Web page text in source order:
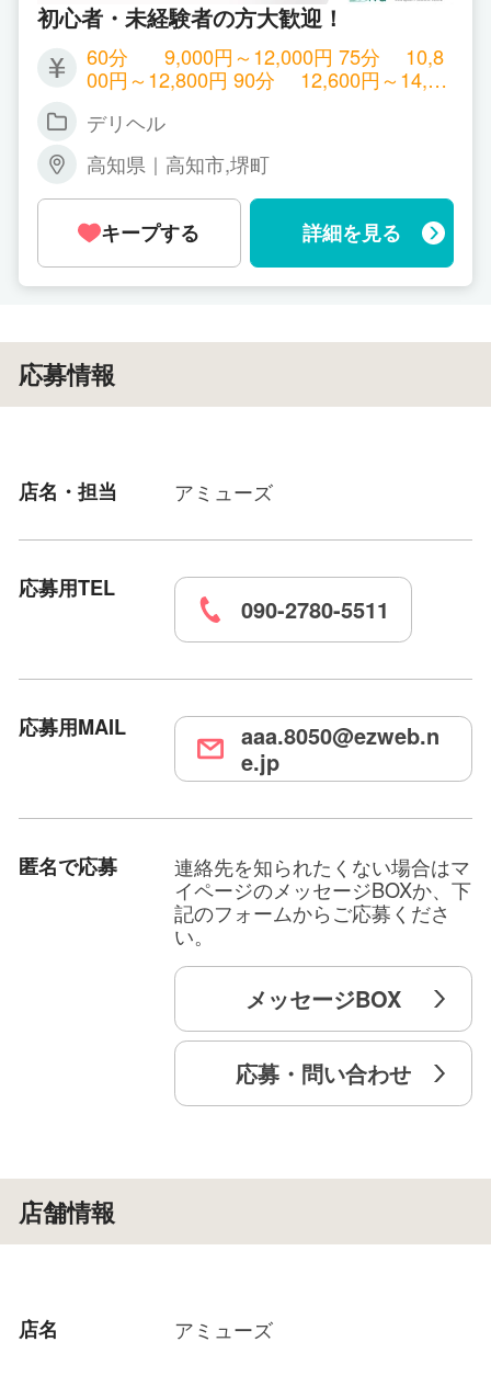
初心者・未経験者の方大歓迎！
60分 9,000円～12,000円 75分 10,8
00円～12,800円 90分 12,600円～14,60
800円～22,800円 再指名料金 +1000円 オ
のポイント制。頑張れば頑張るほど給与
が上がります。 延長10分 1,800円 特別指
名料金 +2000から4000円 以上 ルックス
に自信がある方はお申し付けください。
責任も持って売り出します！ 罰金、雑費
等、お店からお金を頂くことはありませ
デリヘル
高知県｜高知市,堺町
キープする 詳細を見る
応募情報
店名・担当 アミューズ
応募用TEL
090-2780-5511
応募用MAIL
aaa.8050@ezweb.n
e.jp
匿名で応募
連絡先を知られたくない場合はマ
イページのメッセージBOXか、下
記のフォームからご応募くださ
い。
メッセージBOX
応募・問い合わせ
店舗情報
店名 アミューズ